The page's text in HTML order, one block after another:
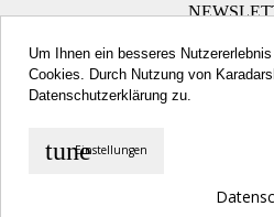
Um Ihnen ein besseres
Cookies. Durch Nutzung von
Datenschutzerklärung zu.
tuneEinstellungen